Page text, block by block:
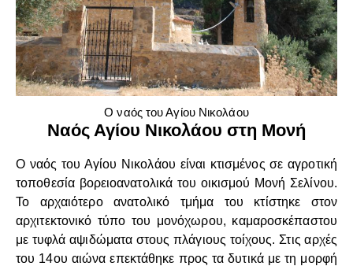
Ο ναός του Αγίου Νικολάου
Ναός Αγίου Νικολάου στη Μονή
Ο ναός του Αγίου Νικολάου είναι κτισμένος σε αγροτική
τοποθεσία βορειοανατολικά του οικισμού Μονή Σελίνου.
Το αρχαιότερο ανατολικό τμήμα του κτίστηκε στον
αρχιτεκτονικό τύπο του μονόχωρου, καμαροσκέπαστου
με τυφλά αψιδώματα στους πλάγιους τοίχους. Στις αρχές
του 14ου αιώνα επεκτάθηκε προς τα δυτικά με τη μορφή